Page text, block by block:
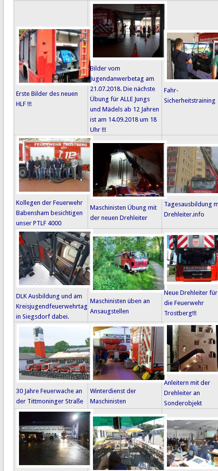
Erste Bilder des neuen
HLF !!!
Bilder vom
Jugendanwerbetag am
21.07.2018. Die nächste
Übung für ALLE Jungs
und Mädels ab 12 Jahren
ist am 14.09.2018 um 18
Uhr !!!
Fahr-
Sicherheitstraining
Kollegen der Feuerwehr
Babensham besichtigen
unser PTLF 4000
Maschinisten Übung mit
der neuen Drehleiter
Tagesausbildung
Drehleiter.info
DLK Ausbildung und am
Kreisjugendfeuerwehrtag
in Siegsdorf dabei.
Maschinisten üben an
Ansaugstellen
Neue Drehleiter für
die Feuerwehr
Trostberg!!!
30 Jahre Feuerwache an
der Tittmoninger Straße
Winterdienst der
Maschinisten
Anleitern mit der
Drehleiter an
Sonderobjekt